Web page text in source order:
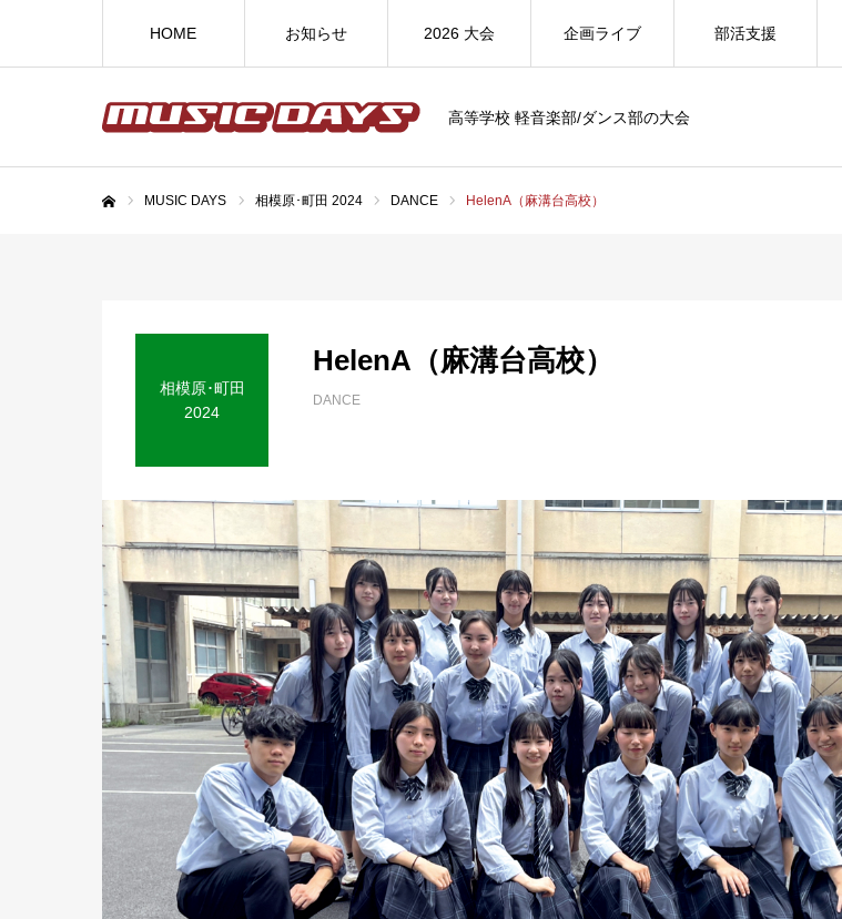
高等学校 軽音楽部/ダンス部の大会
HOME お知らせ 2026 大会 企画ライブ 部活支援
MUSIC DAYS 相模原･町田 2024 DANCE HelenA（麻溝台高校）
相模原･町田
2024
HelenA（麻溝台高校）
DANCE